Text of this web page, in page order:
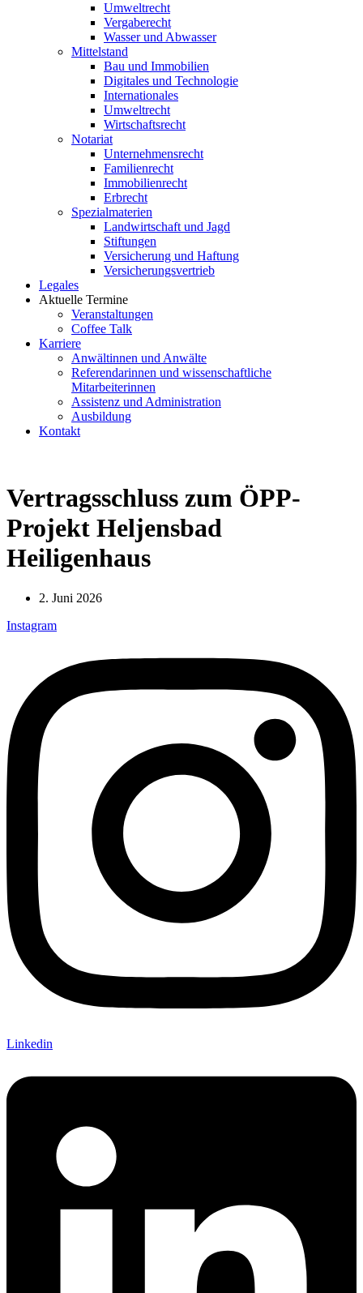
Umweltrecht
Vergaberecht
Wasser und Abwasser
Mittelstand
Bau und Immobilien
Digitales und Technologie
Internationales
Umweltrecht
Wirtschaftsrecht
Notariat
Unternehmensrecht
Familienrecht
Immobilienrecht
Erbrecht
Spezialmaterien
Landwirtschaft und Jagd
Stiftungen
Versicherung und Haftung
Versicherungsvertrieb
Legales
Aktuelle Termine
Veranstaltungen
Coffee Talk
Karriere
Anwältinnen und Anwälte
Referendarinnen und wissenschaftliche
Mitarbeiterinnen
Assistenz und Administration
Ausbildung
Kontakt
Vertragsschluss zum ÖPP-
Projekt Heljensbad
Heiligenhaus
2. Juni 2026
Instagram
Linkedin